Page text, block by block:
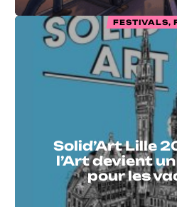
FESTIVALS,
Solid’Art Lille
l’Art devient
pour les